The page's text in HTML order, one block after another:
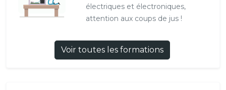
électriques et électroniques,
attention aux coups de jus !
Voir toutes les formations